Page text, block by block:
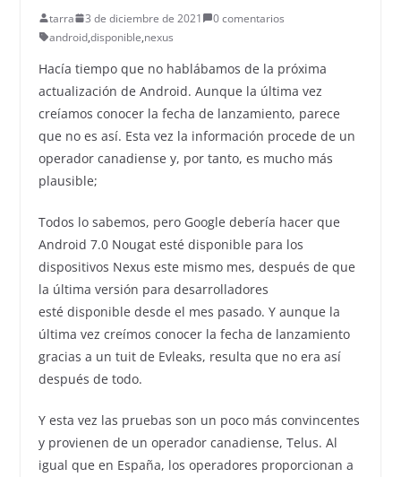
tarra 3 de diciembre de 2021
0 comentarios
android,disponible,nexus
Hacía tiempo que no hablábamos de la próxima
actualización de Android. Aunque la última vez
creíamos conocer la fecha de lanzamiento, parece
que no es así. Esta vez la información procede de un
operador canadiense y, por tanto, es mucho más
plausible;
Todos lo sabemos, pero Google debería hacer que
Android 7.0 Nougat esté disponible para los
dispositivos Nexus este mismo mes, después de que
la última versión para desarrolladores
esté disponible desde el mes pasado. Y aunque la
última vez creímos conocer la fecha de lanzamiento
gracias a un tuit de Evleaks, resulta que no era así
después de todo.
Y esta vez las pruebas son un poco más convincentes
y provienen de un operador canadiense, Telus. Al
igual que en España, los operadores proporcionan a